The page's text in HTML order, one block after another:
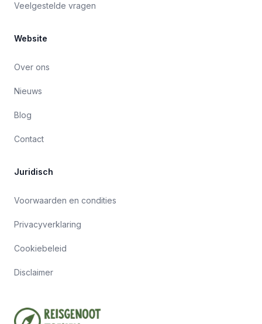
Veelgestelde vragen
Website
Over ons
Nieuws
Blog
Contact
Juridisch
Voorwaarden en condities
Privacyverklaring
Cookiebeleid
Disclaimer